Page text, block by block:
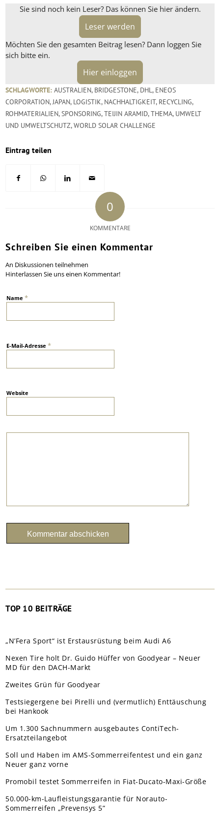
Sie sind noch kein Leser? Das können Sie hier ändern.
Leser werden
Möchten Sie den gesamten Beitrag lesen? Dann loggen Sie
sich bitte ein.
Hier einloggen
SCHLAGWORTE: AUSTRALIEN, BRIDGESTONE, DHL, ENEOS
CORPORATION,JAPAN, LOGISTIK, NACHHALTIGKEIT, RECYCLING,
ROHMATERIALIEN,SPONSORING,TEIJIN ARAMID,THEMA, UMWELT
UND UMWELTSCHUTZ,WORLD SOLAR CHALLENGE
Eintrag teilen
0
KOMMENTARE
Schreiben Sie einen Kommentar
An Diskussionen teilnehmen
Hinterlassen Sie uns einen Kommentar!
Name*
E-Mail-Adresse*
Website
TOP 10 BEITRÄGE
„N’Fera Sport“ ist Erstausrüstung beim Audi A6
Nexen Tire holt Dr. Guido Hüffer von Goodyear – Neuer
MD für den DACH-Markt
Zweites Grün für Goodyear
Testsiegergene bei Pirelli und (vermutlich) Enttäuschung
bei Hankook
Um 1.300 Sachnummern ausgebautes ContiTech-
Ersatzteilangebot
Soll und Haben im AMS-Sommerreifentest und ein ganz
Neuer ganz vorne
Promobil testet Sommerreifen in Fiat-Ducato-Maxi-Größe
50.000-km-Laufleistungsgarantie für Norauto-
Sommerreifen „Prevensys 5”